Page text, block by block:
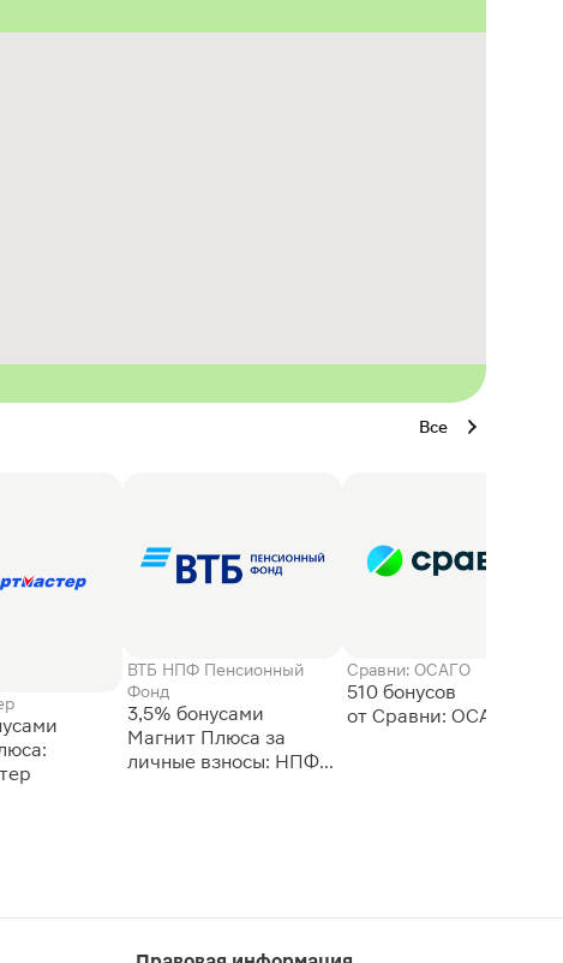
Все
ВТБ НПФ Пенсионный
Фонд
3,5% бонусами
Магнит Плюса за
личные взносы: НПФ
Сравни: ОСАГО
510 бонусов